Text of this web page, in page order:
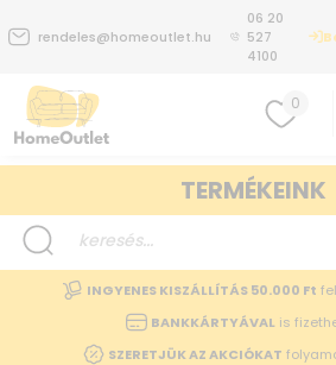
rendeles@homeoutlet.hu
06 20
527
4100
0
TERMÉKEINK
INGYENES KISZÁLLÍTÁS 50.000 Ft
BANKKÁRTYÁVALis
SZERETJÜK AZ AKCIÓKAT